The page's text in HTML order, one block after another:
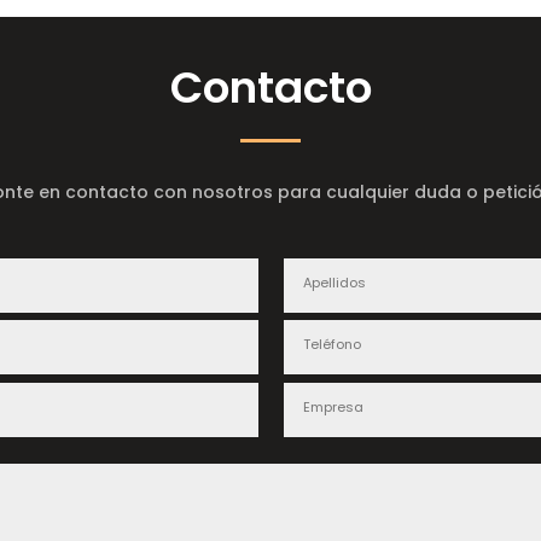
Contacto
en contacto con nosotros para cualquier duda o